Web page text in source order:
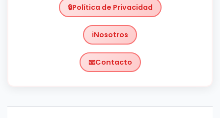
Política de Privacidad
Nosotros
Contacto